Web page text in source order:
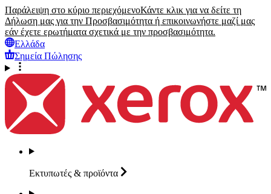
Παράλειψη στο κύριο περιεχόμενοΚάντε κλικ για να δείτε τη
Δήλωση μας για την Προσβασιμότητα ή επικοινωνήστε μαζί μας
εάν έχετε ερωτήματα σχετικά με την προσβασιμότητα.
Ελλάδα
Σημεία Πώλησης
Εκτυπωτές & προϊόντα